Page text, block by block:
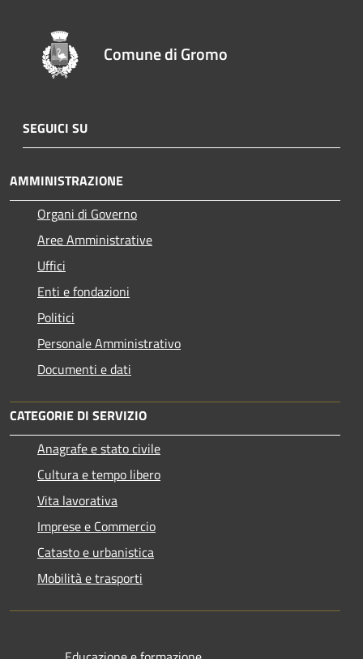
Comune di Gromo
SEGUICI SU
AMMINISTRAZIONE
Organi di Governo
Aree Amministrative
Uffici
Enti e fondazioni
Politici
Personale Amministrativo
Documenti e dati
CATEGORIE DI SERVIZIO
Anagrafe e stato civile
Cultura e tempo libero
Vita lavorativa
Imprese e Commercio
Catasto e urbanistica
Mobilità e trasporti